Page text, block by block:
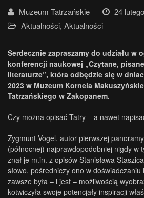
Muzeum Tatrzańskie
24
Aktualności, Aktualności
Serdecznie zapraszamy do udziału w
konferencji naukowej „Czytane,
literaturze”, która odbędzie się w
2023 w Muzeum Kornela
Tatrzańskiego w Zakopanem.
Czy można opisać Tatry – a nawet
Zygmunt Vogel, autor pierwszej
(północnej) najprawdopodobniej nigdy w
znał je m.in. z opisów Stanisława
słowo, pośredniczy ono w
zawsze była – i jest – możliwością
kotwiczyła swoje potencjały inspiracji